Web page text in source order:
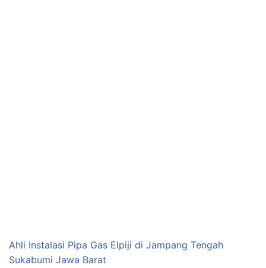
Ahli Instalasi Pipa Gas Elpiji di Jampang Tengah
Sukabumi Jawa Barat